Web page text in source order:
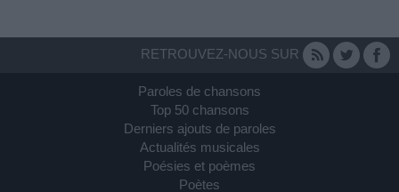
RETROUVEZ-NOUS SUR
Paroles de chansons
Top 50 chansons
Derniers ajouts de paroles
Actualités musicales
Poésies et poèmes
Poètes